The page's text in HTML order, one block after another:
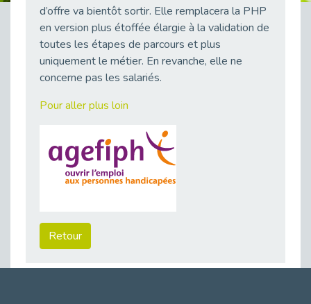
38 vidéos pour comprendre et agir durablement
Publié le 04/05/2026
Publié le 04/05/2026
Témoignage : Le parcours de Marc, 44 ans
Publié le 29/04/2026
Publié le 27/04/2026
Mobilisation pour l’alternance et le handicap
d’offre va bientôt sortir. Elle remplacera la PHP
en version plus étoffée élargie à la validation de
toutes les étapes de parcours et plus
uniquement le métier. En revanche, elle ne
concerne pas les salariés.
Pour aller plus loin
Retour